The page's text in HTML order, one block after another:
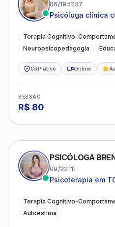
06/195257
Psicóloga clínica
do
Terapia Cognitivo-
Neuropsicopedagogia
CRP ativo Online
SESSÃO
R$ 80
PSICÓLOGA
09/22111
Psicoterapia em
o cotidiano
Terapia Cognitivo-
Autoestima